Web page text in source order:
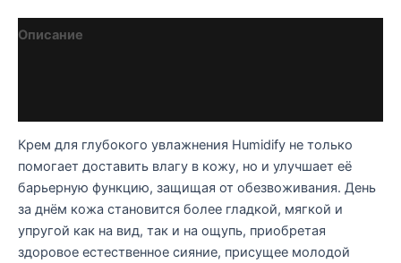
Описание
Крем для глубокого увлажнения Humidify не только
помогает доставить влагу в кожу, но и улучшает её
барьерную функцию, защищая от обезвоживания. День
за днём кожа становится более гладкой, мягкой и
упругой как на вид, так и на ощупь, приобретая
здоровое естественное сияние, присущее молодой